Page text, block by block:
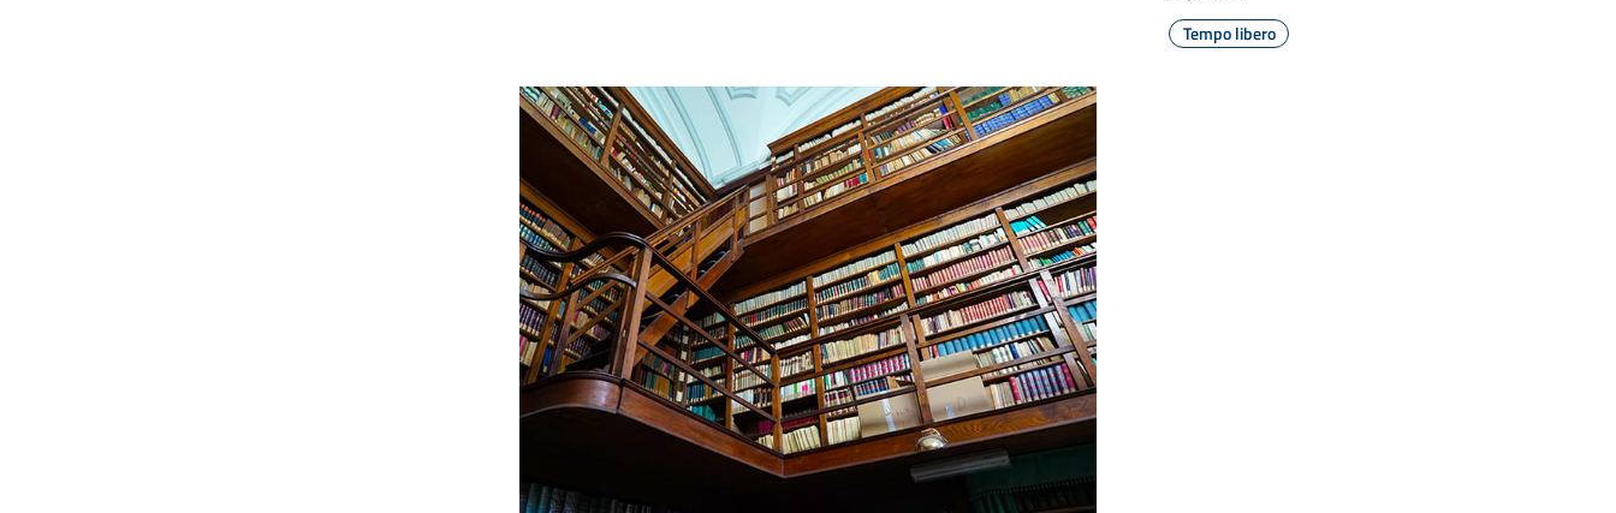
Tempo libero